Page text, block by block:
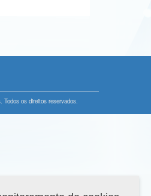
Todos os direitos reservados.